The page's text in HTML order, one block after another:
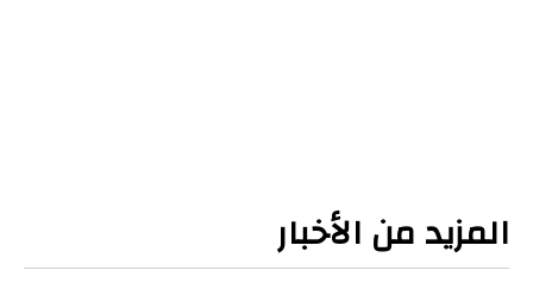
المزيد من الأخبار